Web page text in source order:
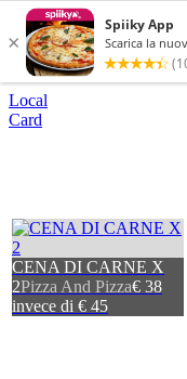
Local
Card
CENA DI CARNE X
2Pizza And Pizza€ 38
invece di € 45